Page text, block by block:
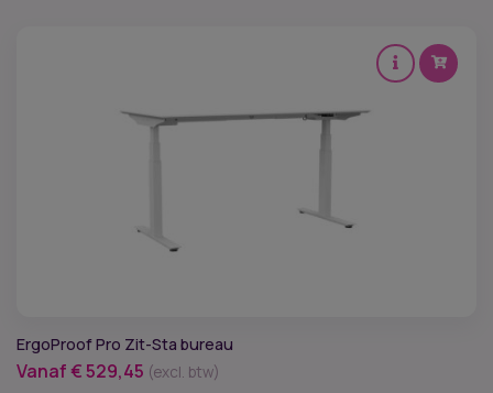
ErgoProof Pro Zit-Sta bureau
Vanaf€529,45 (excl. btw)